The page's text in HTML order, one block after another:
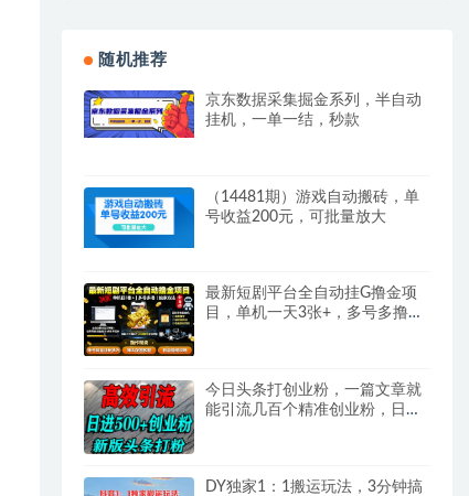
随机推荐
京东数据采集掘金系列，半自动
挂机，一单一结，秒款
（14481期）游戏自动搬砖，单
号收益200元，可批量放大
最新短剧平台全自动挂G撸金项
目，单机一天3张+，多号多撸，
今日头条打创业粉，一篇文章就
能引流几百个精准创业粉，日进
DY独家1：1搬运玩法，3分钟搞